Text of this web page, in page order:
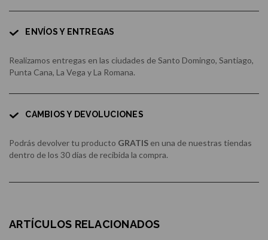
ENVÍOS Y ENTREGAS
Realizamos entregas en las ciudades de Santo Domingo, Santiago,
Punta Cana, La Vega y La Romana.
CAMBIOS Y DEVOLUCIONES
Podrás devolver tu producto GRATIS en una de nuestras tiendas
dentro de los 30 días de recibida la compra.
ARTÍCULOS RELACIONADOS